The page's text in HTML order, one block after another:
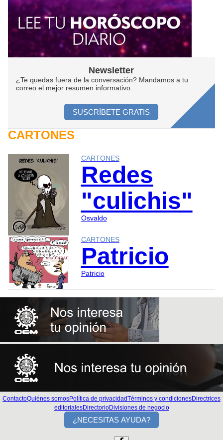
Newsletter
¿Te quedas fuera de la conversación? Mandamos a tu
correo el mejor resumen informativo.
SUSCRÍBETE GRATIS
CARTONES
CARTONES
Redes
"culichis"
Osvaldo
CARTONES
Patricio
Patricio
ContactoQuiénes somosPolítica de privacidadTérminos y condicionesDirectrices
editorialesDirectorioDivisiones de negocio
¿NECESITAS AYUDA?